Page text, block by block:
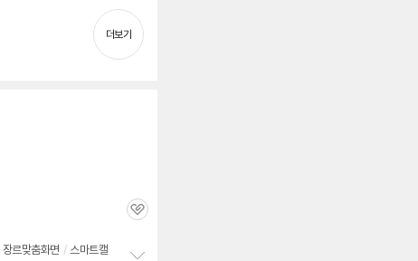
기
더보기
관
장르맞춤화면 / 스마트캘